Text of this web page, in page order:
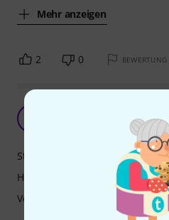
Mehr anzeigen
2 0
Nordi
Stabilität
Handling
Verarbeitung